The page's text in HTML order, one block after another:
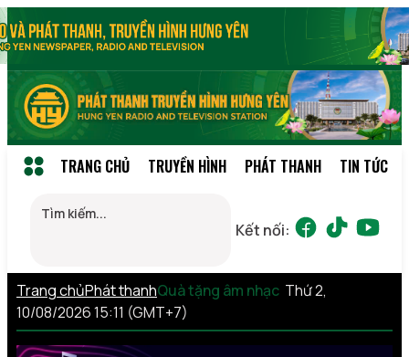
TRANG CHỦ TRUYỀN HÌNH PHÁT THANH TIN TỨC
Kết nối:
Trang chủPhát thanhQuà tặng âm nhạc Thứ 2,
10/08/2026 15:11 (GMT+7)